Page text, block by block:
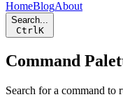
HomeBlogAbout
Search...
CtrlK
Command
Search for a command to